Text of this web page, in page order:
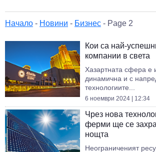
Начало - Новини - Бизнес - Page 2
Кои са най-
компании в света
Хазартната сфера е
динамична и с
технологиите...
6 ноември 2024 | 12:34
Чрез нова
ферми ще се
нощта
Неограниченият